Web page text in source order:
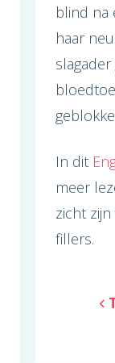
blind na
haar
In dit
meer
zicht
fillers.